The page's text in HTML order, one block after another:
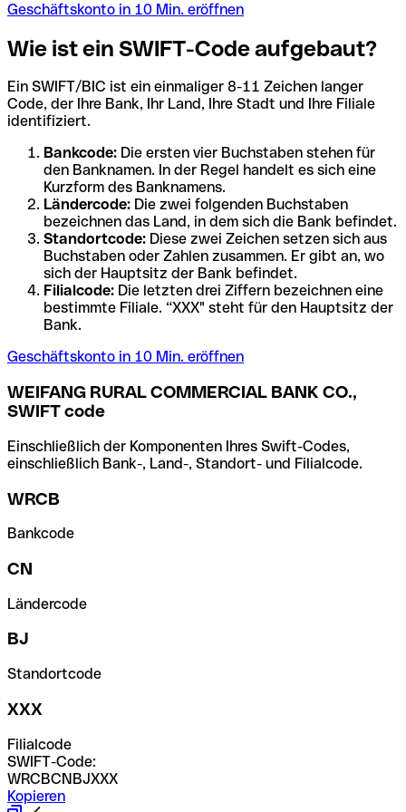
Geschäftskonto in 10 Min. eröffnen
Wie ist ein SWIFT-Code aufgebaut?
Ein SWIFT/BIC ist ein einmaliger 8-11 Zeichen langer
Code, der Ihre Bank, Ihr Land, Ihre Stadt und Ihre Filiale
identifiziert.
Bankcode: Die ersten vier Buchstaben stehen für
den Banknamen. In der Regel handelt es sich eine
Kurzform des Banknamens.
Ländercode: Die zwei folgenden Buchstaben
bezeichnen das Land, in dem sich die Bank befindet.
Standortcode: Diese zwei Zeichen setzen sich aus
Buchstaben oder Zahlen zusammen. Er gibt an, wo
sich der Hauptsitz der Bank befindet.
Filialcode: Die letzten drei Ziffern bezeichnen eine
bestimmte Filiale. “XXX" steht für den Hauptsitz der
Bank.
Geschäftskonto in 10 Min. eröffnen
WEIFANG RURAL COMMERCIAL BANK CO.,
SWIFT code
Einschließlich der Komponenten Ihres Swift-Codes,
einschließlich Bank-, Land-, Standort- und Filialcode.
WRCB
Bankcode
CN
Ländercode
BJ
Standortcode
XXX
Filialcode
SWIFT-Code:
WRCBCNBJXXX
Kopieren